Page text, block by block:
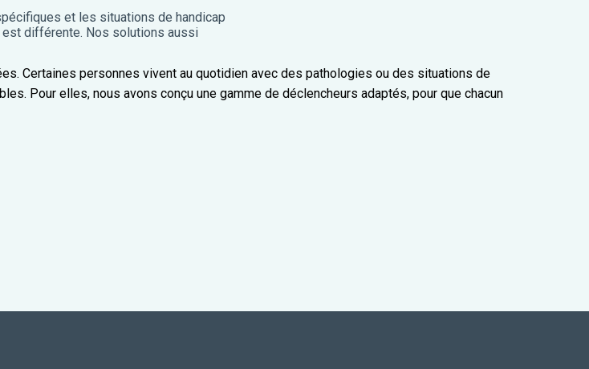
et les situations de handicap
est différente. Nos solutions aussi
Certaines personnes vivent au quotidien avec des pathologies ou des situations de
Pour elles, nous avons conçu une gamme de déclencheurs adaptés, pour que chacun